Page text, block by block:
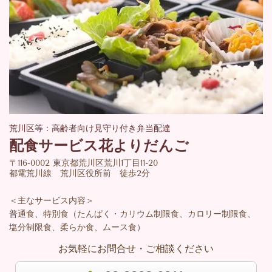
荒川区等：高齢者向け見守り付き弁当配達
配食サービス花よりだんご
〒116-0002 東京都荒川区荒川1丁目11-20
都電荒川線 荒川区役所前 徒歩2分
＜主なサービス内容＞
普通食、特別食（たんぱく・カリウム制限食、カロリー制限食、
塩分制限食、柔らか食、ムース食）
お気軽にお問合せ・ご相談ください